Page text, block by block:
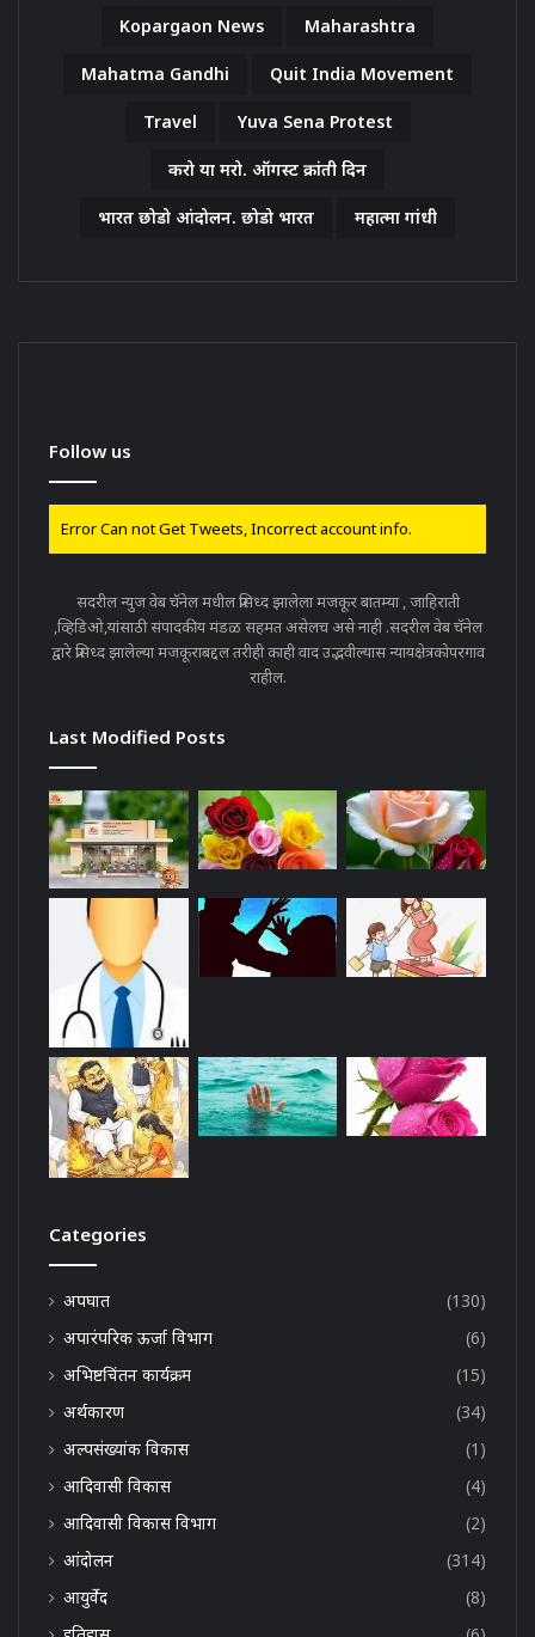
Kopargaon News Maharashtra
Mahatma Gandhi Quit India Movement
Travel Yuva Sena Protest
करो या मरो. ऑगस्ट क्रांती दिन
भारत छोडो आंदोलन. छोडो भारत महात्मा गांधी
Follow us
Error Can not Get Tweets, Incorrect account info.
सदरील न्युज वेब चॅनेल मधील प्रसिध्द झालेला मजकूर बातम्या , जाहिराती
,व्हिडिओ,यांसाठी संपादकीय मंडळ सहमत असेलच असे नाही .सदरील वेब चॅनेल
द्वारे प्रसिध्द झालेल्या मजकूराबद्दल तरीही काही वाद उद्भवील्यास न्यायक्षेत्रकोपरगाव
राहील.
Last Modified Posts
Categories
अपघात
(130)
अपारंपरिक ऊर्जा विभाग
(6)
अभिष्टचिंतन कार्यक्रम
(15)
अर्थकारण
(34)
अल्पसंख्यांक विकास
(1)
आदिवासी विकास
(4)
आदिवासी विकास विभाग
(2)
आंदोलन
(314)
आयुर्वेद
(8)